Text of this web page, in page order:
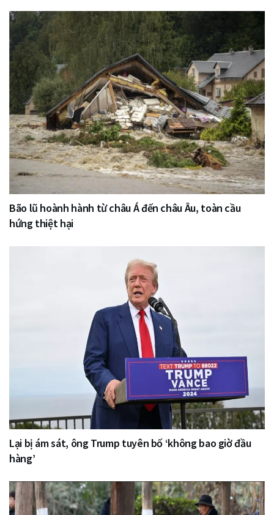
Bão lũ hoành hành từ châu Á đến châu Âu, toàn cầu
hứng thiệt hại
Lại bị ám sát, ông Trump tuyên bố ‘không bao giờ đầu
hàng’